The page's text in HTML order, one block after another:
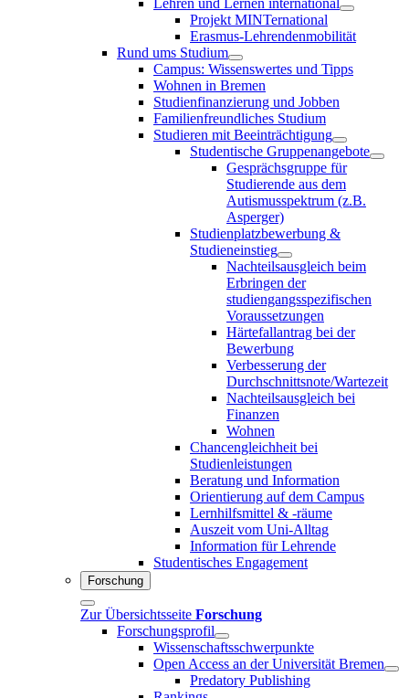
Projekt MINTernational
Erasmus-Lehrendenmobilität
Rund ums Studium
Campus: Wissenswertes und Tipps
Wohnen in Bremen
Studienfinanzierung und Jobben
Familienfreundliches Studium
Studieren mit Beeinträchtigung
Studentische Gruppenangebote
Gesprächsgruppe für
Studierende aus dem
Autismusspektrum (z.B.
Asperger)
Studienplatzbewerbung &
Studieneinstieg
Nachteilsausgleich beim
Erbringen der
studiengangsspezifischen
Voraussetzungen
Härtefallantrag bei der
Bewerbung
Verbesserung der
Durchschnittsnote/Wartezeit
Nachteilsausgleich bei
Finanzen
Wohnen
Chancengleichheit bei
Studienleistungen
Beratung und Information
Orientierung auf dem Campus
Lernhilfsmittel & -räume
Auszeit vom Uni-Alltag
Information für Lehrende
Studentisches Engagement
Forschung
Zur Übersichtsseite Forschung
Forschungsprofil
Wissenschaftsschwerpunkte
Open Access an der Universität Bremen
Predatory Publishing